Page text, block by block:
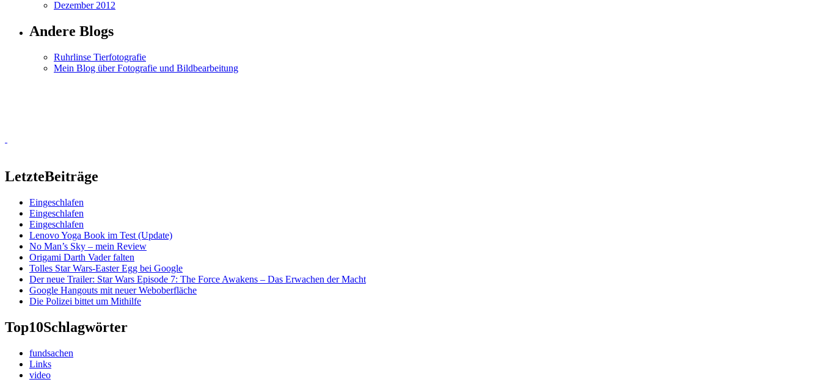
Dezember 2012
Andere Blogs
Ruhrlinse Tierfotografie
Mein Blog über Fotografie und Bildbearbeitung
LetzteBeiträge
Eingeschlafen
Eingeschlafen
Eingeschlafen
Lenovo Yoga Book im Test (Update)
No Man’s Sky – mein Review
Origami Darth Vader falten
Tolles Star Wars-Easter Egg bei Google
Der neue Trailer: Star Wars Episode 7: The Force Awakens – Das Erwachen der Macht
Google Hangouts mit neuer Weboberfläche
Die Polizei bittet um Mithilfe
Top10Schlagwörter
fundsachen
Links
video